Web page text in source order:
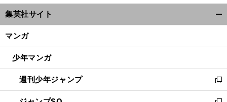
ウ
ィ
ン
ウ
開
く
集英社サイト
マンガ
少年マンガ
週刊少年ジャンプ
新
し